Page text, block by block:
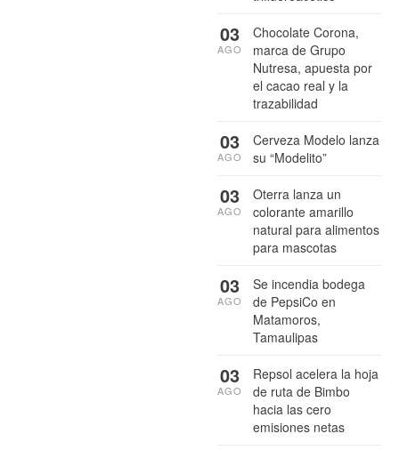
Chocolate Corona,
marca de Grupo
Nutresa, apuesta por
el cacao real y la
trazabilidad
03
AGO
Cerveza Modelo lanza
su “Modelito”
03
AGO
Oterra lanza un
colorante amarillo
natural para alimentos
para mascotas
03
AGO
Se incendia bodega
de PepsiCo en
Matamoros,
Tamaulipas
03
AGO
Repsol acelera la hoja
de ruta de Bimbo
hacia las cero
emisiones netas
03
AGO